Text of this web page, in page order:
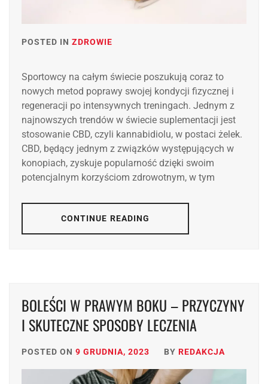
POSTED IN ZDROWIE
Sportowcy na całym świecie poszukują coraz to
nowych metod poprawy swojej kondycji fizycznej i
regeneracji po intensywnych treningach. Jednym z
najnowszych trendów w świecie suplementacji jest
stosowanie CBD, czyli kannabidiolu, w postaci żelek.
CBD, będący jednym z związków występujących w
konopiach, zyskuje popularność dzięki swoim
potencjalnym korzyściom zdrowotnym, w tym
CONTINUE READING
BOLEŚCI W PRAWYM BOKU – PRZYCZYNY
I SKUTECZNE SPOSOBY LECZENIA
POSTED ON 9 GRUDNIA, 2023 BY REDAKCJA